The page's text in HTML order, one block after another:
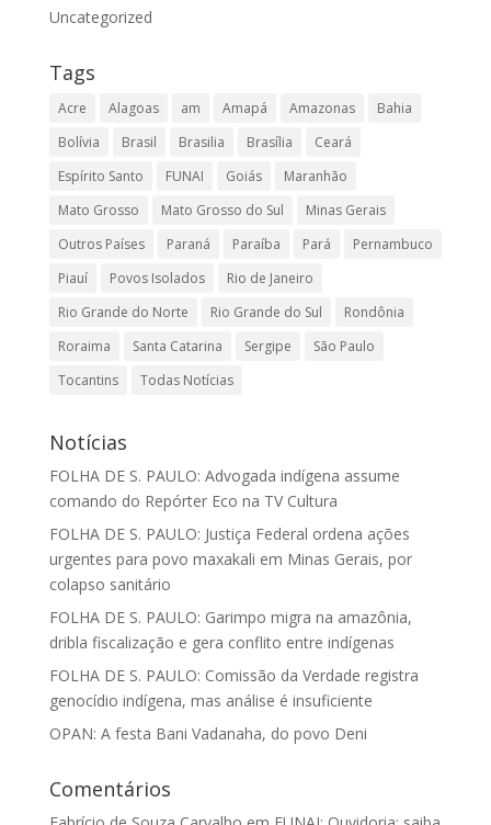
Uncategorized
Tags
Acre Alagoas am Amapá Amazonas
Bahia
Bolívia
Brasil Brasilia Brasília
Ceará
Espírito Santo
FUNAI Goiás
Maranhão
Mato Grosso
Mato Grosso do Sul
Minas Gerais
Outros Países
Paraná Paraíba Pará
Pernambuco
Piauí
Povos Isolados
Rio de Janeiro
Rio Grande do Norte
Rio Grande do Sul
Rondônia
Roraima
Santa Catarina Sergipe
São Paulo
Tocantins
Todas Notícias
Notícias
FOLHA DE S. PAULO: Advogada indígena assume
comando do Repórter Eco na TV Cultura
FOLHA DE S. PAULO: Justiça Federal ordena ações
urgentes para povo maxakali em Minas Gerais, por
colapso sanitário
FOLHA DE S. PAULO: Garimpo migra na amazônia,
dribla fiscalização e gera conflito entre indígenas
FOLHA DE S. PAULO: Comissão da Verdade registra
genocídio indígena, mas análise é insuficiente
OPAN: A festa Bani Vadanaha, do povo Deni
Comentários